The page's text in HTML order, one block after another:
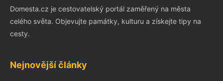
Domesta.cz je cestovatelský portál zaměřený na města
celého světa. Objevujte památky, kulturu a získejte tipy na
cesty.
Nejnovější články